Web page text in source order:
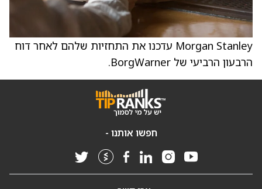
Morgan Stanley עדכנו את התחזיות שלהם לאחר דוח
הרבעון הרביעי של BorgWarner.
חפשו אותנו -